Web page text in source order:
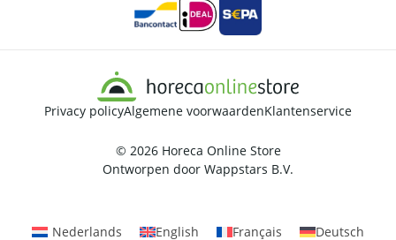
Privacy policyAlgemene voorwaardenKlantenservice
© 2026 Horeca Online Store
Ontworpen door Wappstars B.V.
Nederlands English Français Deutsch